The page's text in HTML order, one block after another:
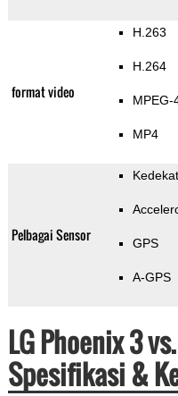
format video
H.263
H.264
MPEG-
MP4
Pelbagai Sensor GPS
A-GPS
LG Phoenix 3
Spesifikasi &